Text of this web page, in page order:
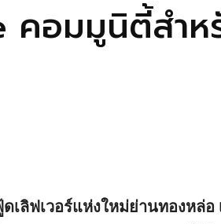
คอมมูนิตี้สำห
ลิฟเวอร์แห่งใหม่ย่านทองหล่อ